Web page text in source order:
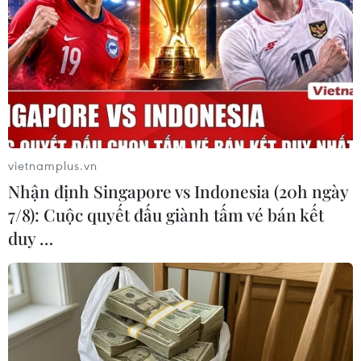
Theo dõi VietnamPlus
TIN LIÊN QUAN
vietnamplus.vn
Nhận định Singapore vs Indonesia (20h ngày
7/8): Cuộc quyết đấu giành tấm vé bán kết
duy …